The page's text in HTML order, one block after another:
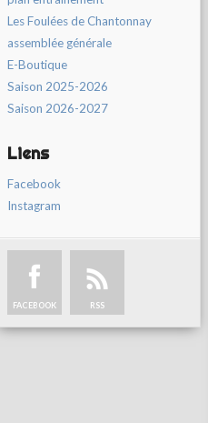
Les Foulées de Chantonnay
assemblée générale
E-Boutique
Saison 2025-2026
Saison 2026-2027
Liens
Facebook
Instagram
FACEBOOK RSS